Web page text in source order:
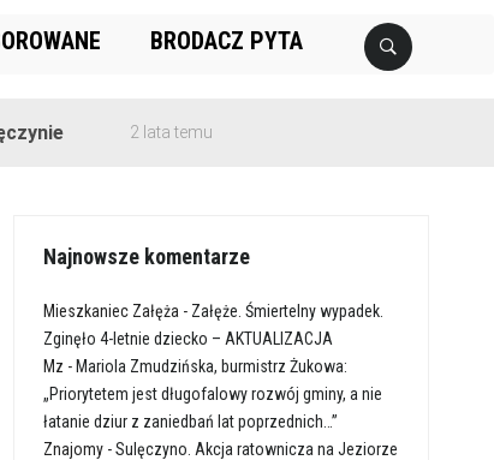
BRODACZ PYTA
2 lata temu
Najnowsze komentarze
Mieszkaniec Załęża - Załęże. Śmiertelny wypadek.
Zginęło 4-letnie dziecko – AKTUALIZACJA
Mz - Mariola Zmudzińska, burmistrz Żukowa:
„Priorytetem jest długofalowy rozwój gminy, a nie
łatanie dziur z zaniedbań lat poprzednich…”
Znajomy -Sulęczyno. Akcja ratownicza na Jeziorze